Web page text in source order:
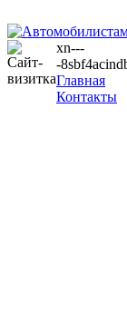
xn---
-
Главная
Контакты